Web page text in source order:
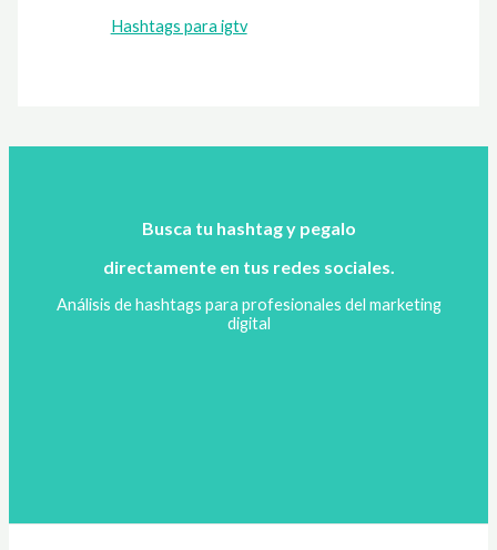
Hashtags para igtv
Busca tu hashtag y pegalo
directamente en tus redes sociales.
Análisis de hashtags para profesionales del marketing
digital